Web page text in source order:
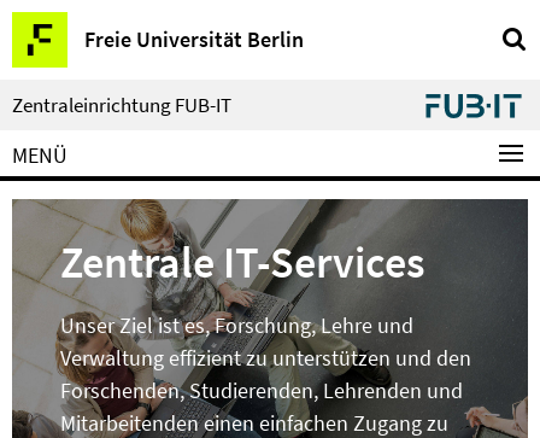
Springe
direkt
zu
Inhalt
Freie Universität Berlin
Service-
Navigation
Zentraleinrichtung FUB-IT
MENÜ
Zentrale IT-Services
Unser Ziel ist es, Forschung, Lehre und
Verwaltung effizient zu unterstützen und den
Forschenden, Studierenden, Lehrenden und
Mitarbeitenden einen einfachen Zugang zu